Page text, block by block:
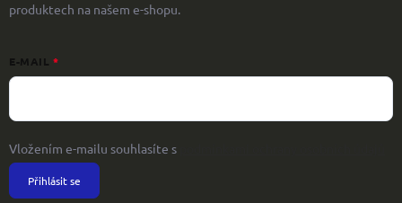
produktech na našem e-shopu.
E-MAIL
Vložením e-mailu souhlasíte s
Přihlásit se